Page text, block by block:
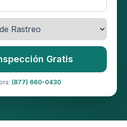
Gratis
(877) 660-0430